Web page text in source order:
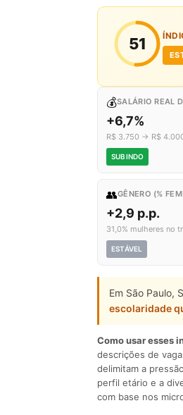
51
💰SALÁRIO REAL
+6,7%
R$ 3.750 → R$
SUBINDO
👥GÊNERO (%
+2,9 p.p.
31,0% mulheres no
ESTÁVEL
Em São Paulo,
escolaridade
Como usar esses
descrições de
delimitam a
perfil etário e a
com base nos